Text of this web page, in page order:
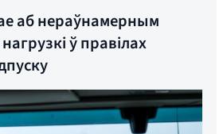
аб нераўнамерным
ў правілах